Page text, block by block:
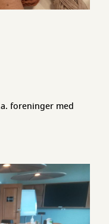
foreninger med